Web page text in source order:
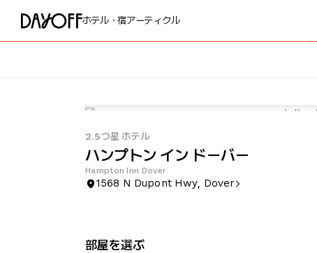
ホテル・宿アーティクル
2.5つ星 ホテル
ハンプトン イン ドーバー
Hampton Inn Dover
1568 N Dupont Hwy, Dover
部屋を選ぶ